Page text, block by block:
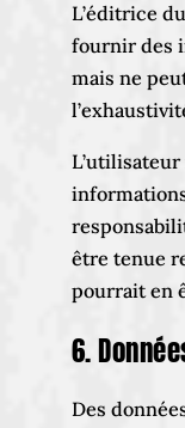
L’éditrice
fournir des
mais ne
être tenue
pourrait en
6.
Des